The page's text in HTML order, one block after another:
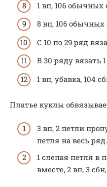
1 вп, 106 обычных
8 вп, 106 обычных
С 10 по 29 ряд
В 30 ряду вязать
1 вп, убавка, 104
Платье куклы
3 вп, 2 петли
петля на весь ряд.
1 слепая петля в
вместе, 2 вп, 3